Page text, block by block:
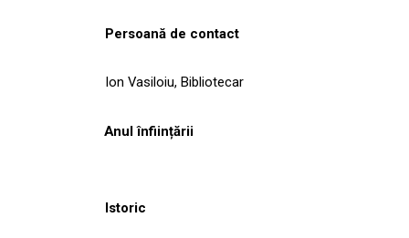
Persoană de contact
Ion Vasiloiu, Bibliotecar
Anul înființării
Istoric